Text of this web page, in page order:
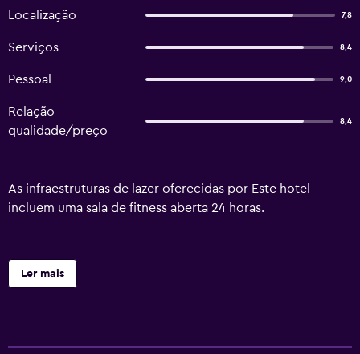
Localização 7,8
Serviços 8,4
Pessoal 9,0
Relação
qualidade/preço
8,4
As infraestruturas de lazer oferecidas por Este hotel
incluem uma sala de fitness aberta 24 horas.
Ler mais